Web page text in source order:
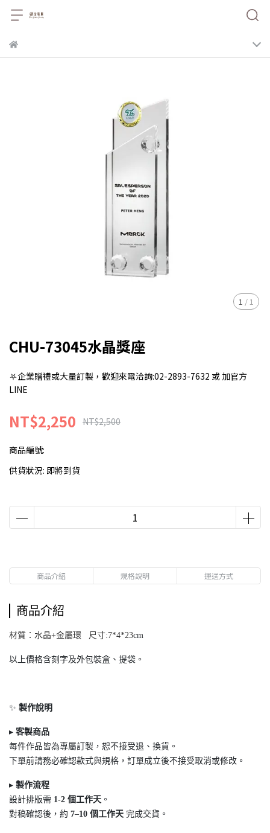
1 / 1
CHU-73045水晶獎座
⛧企業贈禮或大量訂製，歡迎來電洽詢:02-2893-7632 或 加官方
LINE
NT$2,250 NT$2,500
商品編號:
供貨狀況: 即將到貨
商品介紹 規格說明 運送方式
商品介紹
材質：水晶+金屬環 尺寸:7*4*23cm
以上價格含刻字及外包裝盒、提袋。
✨ 製作說明
▸ 客製商品
每件作品皆為專屬訂製，恕不接受退 、換貨。
下單前請務必確認款式與規格，訂單成立後不接受取消或修改。
▸ 製作流程
設計排版需 1-2 個工作天 。
對稿確認後，約 7–10 個工作天 完成交貨。